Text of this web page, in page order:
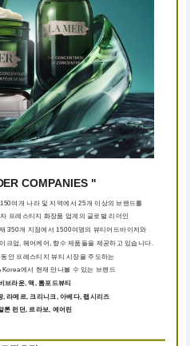
COMPANIES "
여개 나라 및 지역에서 25개 이상의 브랜드를
프레스티지 화장품 업계의 글로벌 리더인
350개 지점에서 1500여명의 뷰티어드바이저와
크업, 헤어케어, 향수 제품들을 제공하고 있습니다.
안 프레스티지 뷰티 시장을 주도하는
에서 현재 만나볼 수 있는 브랜드
브라운, 맥, 톰포드뷰티
라메르, 크리니크, 아베다, 랩시리즈
론 런던, 르라보, 에어린